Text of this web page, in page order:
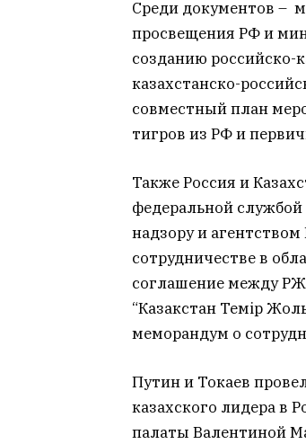
Среди документов –
просвещения РФ и
созданию российско-
казахстанско-
совместный план
тигров из РФ и
Также Россия и
федеральной
надзору и
сотрудничестве в
соглашение между
“Казакстан Темiр
меморандум о
Путин и Токаев
казахского лидера в
палаты Валентиной